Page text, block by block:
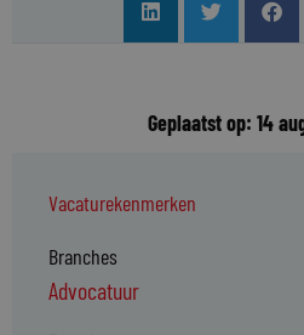
Geplaatst op: 14
Vacaturekenmerken
Branches
Advocatuur